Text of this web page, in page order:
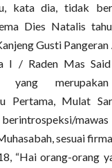
kata dia, tidak
Dies Natalis
Gusti
I / Raden Mas
yang
Pertama, Mulat
sesuai
“Hai orang-orang